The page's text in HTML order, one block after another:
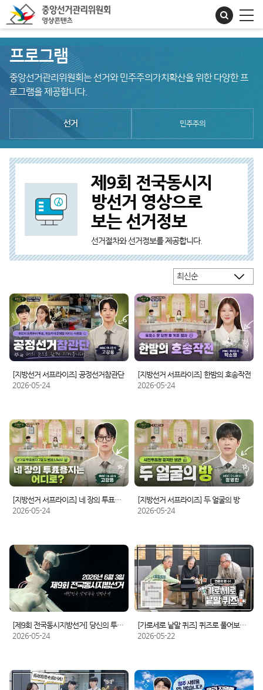
프로그램
중앙선거관리위원회는 선거와 민주주의가치확산을 위한 다양한 프
로그램을 제공합니다.
선거 민주주의
제9회 전국동시지
방선거 영상으로
보는 선거정보
선거절차와 선거정보를 제공합니다.
[지방선거 서프라이즈] 공정선거참관단
2026-05-24
[지방선거 서프라이즈] 한밤의 호송작전
2026-05-24
[지방선거 서프라이즈] 네 장의 투표용지는 어디로?
2026-05-24
[지방선거 서프라이즈] 두 얼굴의 방
2026-05-24
[제9회 전국동시지방선거] 당신의 투표가 활짝 피어납니다!
2026-05-24
[가로세로 낱말 퀴즈] 퀴즈로 풀어보는 선거정보
2026-05-22